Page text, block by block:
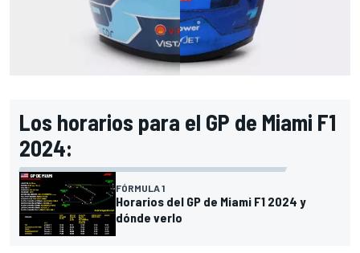
Los horarios para el GP de Miami F1
2024:
FÓRMULA 1
Horarios del GP de Miami F1 2024 y
dónde verlo